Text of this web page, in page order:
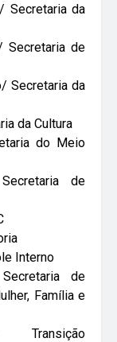
Secretaria da
Secretaria de
Secretaria da
da Cultura
do Meio
de
Interno
de
Família e